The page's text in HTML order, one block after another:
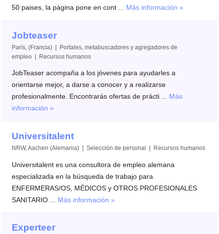
50 paises, la página pone en cont ... Más información »
Jobteaser
París, (Francia) | Portales, metabuscadores y agregadores de
empleo | Recursos humanos
JobTeaser acompaña a los jóvenes para ayudarles a
orientarse mejor, a darse a conocer y a realizarse
profesionalmente. Encontrarás ofertas de prácti ... Más
información »
Universitalent
NRW, Aachen (Alemania) | Selección de personal | Recursos humanos
Universitalent es una consultora de empleo alemana
especializada en la búsqueda de trabajo para
ENFERMERAS/OS, MÉDICOS y OTROS PROFESIONALES
SANITARIO ... Más información »
Experteer